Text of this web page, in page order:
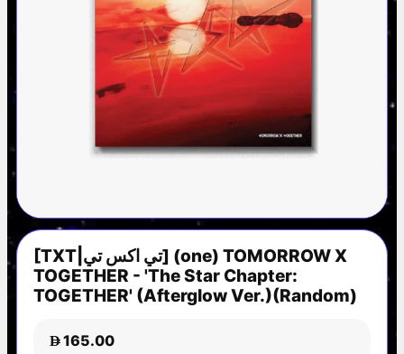
[TXT|تي اكس تي] (one) TOMORROW X
TOGETHER - 'The Star Chapter:
TOGETHER' (Afterglow Ver.)(Random)
D165.00